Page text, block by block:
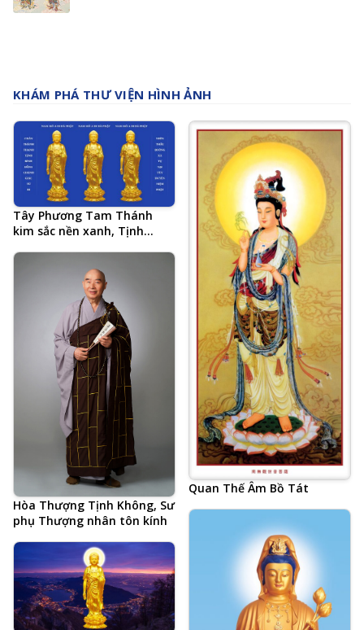
KHÁM PHÁ THƯ VIỆN HÌNH ẢNH
Tây Phương Tam Thánh
kim sắc nền xanh, Tịnh
tổng kết Tâm đắc cả đời học
Phật của Hòa Thượng Tịnh
Không, Chân Thành Thanh
Tịnh Bình Đẳng Chánh Giác
Từ Bi, Nhìn Thấu Buông Xả
Tự Tại Tùy Duyên Niệm
Quan Thế Âm Bồ Tát
Hòa Thượng Tịnh Không, Sư
phụ Thượng nhân tôn kính